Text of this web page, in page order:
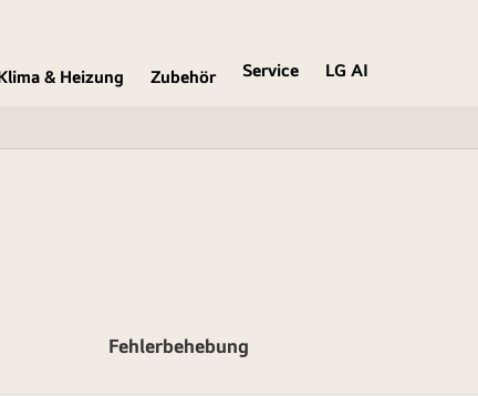
& Heizung Zubehör Service
LG AI
Fehlerbehebung